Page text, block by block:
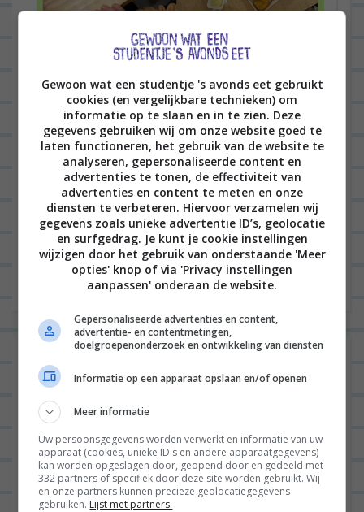
Goedemiddag fijne mensen van het internet!
Het is dinsdag 7 november en ik ben erg laat
met het schrijven van mijn dagboek, maar dat
komt omdat...Lees verder
VORIGE POST
VOLGENDE POST
Eén reactie op “ OP REIS: Portugal dag
4: Boodschappen in een huge
supermarkt, surfen op de hoogste
golven ooit & hemelse risotto maken
TAMARAELEONORA 05/08/2015 op
11:02
Gewoon wat een studentje 's avonds eet gebruikt
cookies (en vergelijkbare technieken) om
informatie op te slaan en in te zien. Deze
gegevens gebruiken wij om onze website goed te
laten functioneren, het gebruik van de website te
analyseren, gepersonaliseerde content en
advertenties te tonen, de effectiviteit van
advertenties en content te meten en onze
diensten te verbeteren. Hiervoor verzamelen wij
gegevens zoals unieke advertentie ID’s, geolocatie
en surfgedrag. Je kunt je cookie instellingen
wijzigen door het gebruik van onderstaande 'Meer
opties' knop of via 'Privacy instellingen
aanpassen' onderaan de website.
Gepersonaliseerde advertenties en content,
advertentie- en contentmetingen,
doelgroepenonderzoek en ontwikkeling van diensten
Informatie op een apparaat opslaan en/of openen
Meer informatie
Uw persoonsgegevens worden verwerkt en informatie van uw
apparaat (cookies, unieke ID's en andere apparaatgegevens)
kan worden opgeslagen door, geopend door en gedeeld met
332 partners of specifiek door deze site worden gebruikt. Wij
en onze partners kunnen precieze geolocatiegegevens
gebruiken. Lijst met partners.